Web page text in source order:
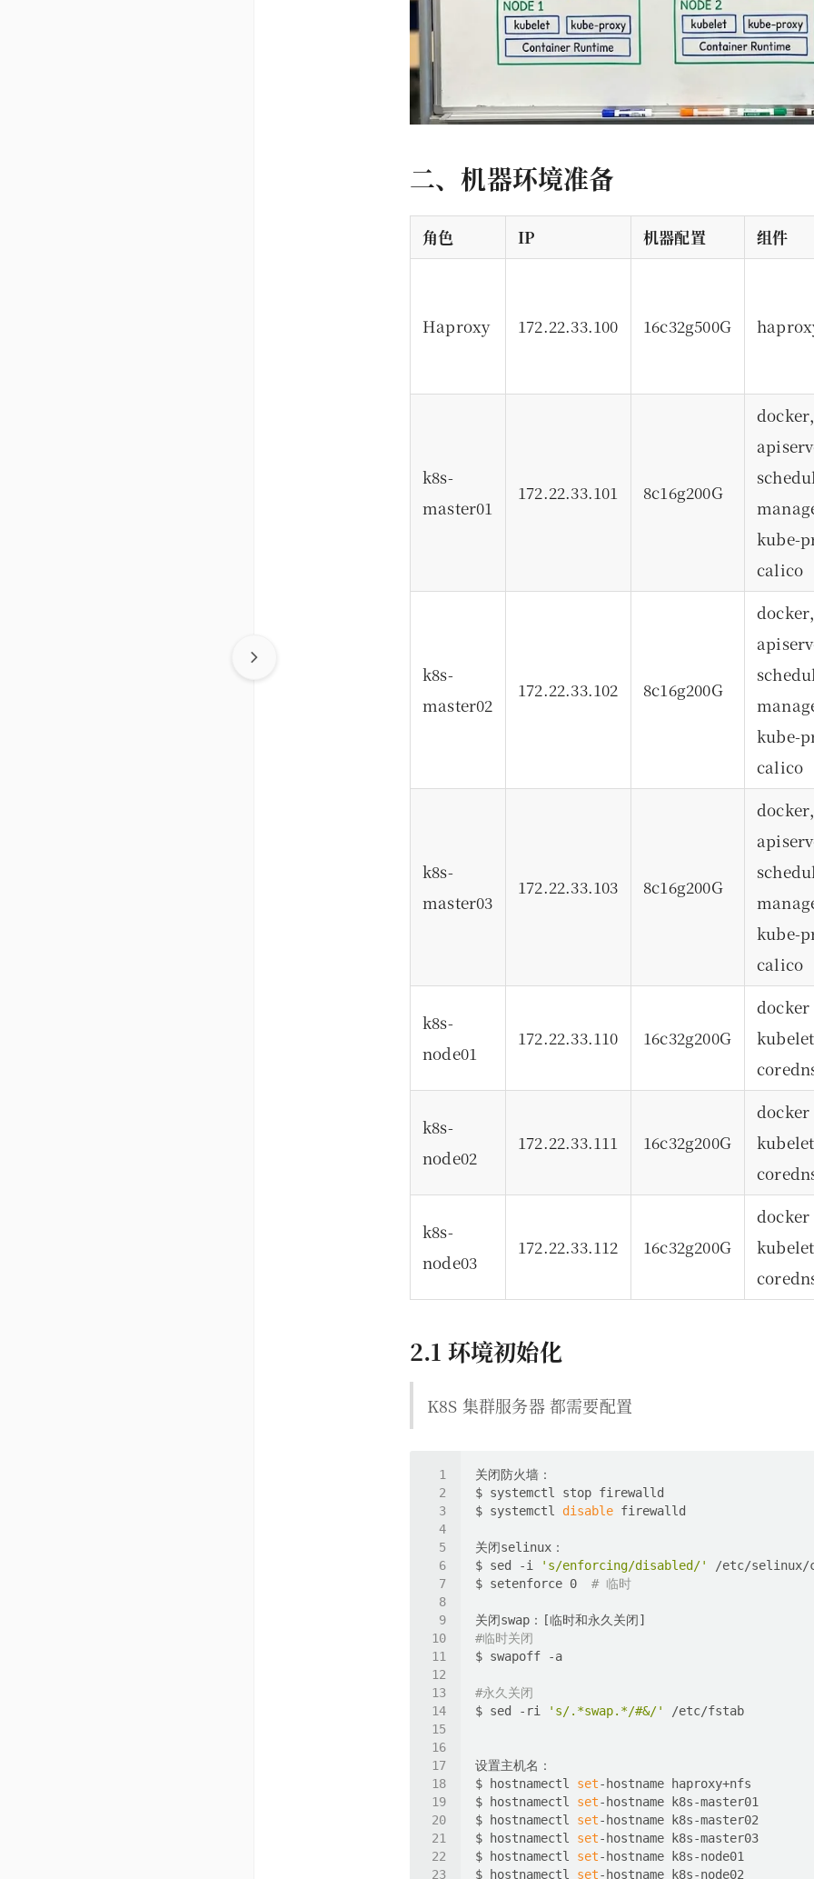
二、机器环境准备
角色 IP 机器配置 组件
Haproxy 172.22.33.100 16c32g500G
k8s-
master01
172.22.33.101 8c16g200G
kube-
calico
k8s-
master02
172.22.33.102 8c16g200G
kube-
calico
k8s-
master03
172.22.33.103 8c16g200G
kube-
calico
k8s-
node01
172.22.33.110 16c32g200G
k8s-
node02
172.22.33.111 16c32g200G
k8s-
node03
172.22.33.112 16c32g200G
2.1 环境初始化
K8S 集群服务器 都需要配置
$ systemctl disable
$ sed -i
's/enforcing/disabled/'
/etc/
$ setenforce 0 # 临时
#临时关闭
#永久关闭
$ sed -ri
's/.*swap.*/#&/'
$ hostnamectl set
$ hostnamectl set
$ hostnamectl set
$ hostnamectl set
$ hostnamectl set
$ hostnamectl set